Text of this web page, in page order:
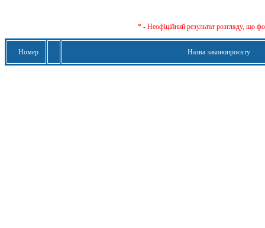
* - Неофіційний результат розгляду, що
Номер Назва законопроєкту